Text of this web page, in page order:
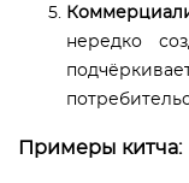
нередко
Примеры китча: